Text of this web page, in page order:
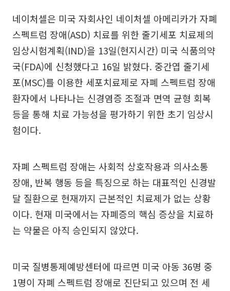
네이처셀은 미국 자회사인 네이처셀 아메리카가 자폐
스펙트럼 장애(ASD) 치료를 위한 줄기세포 치료제의
임상시험계획(IND)을 13일(현지시간) 미국 식품의약
국(FDA)에 신청했다고 16일 밝혔다. 중간엽 줄기세
포(MSC)를 이용한 세포치료제로 자폐 스펙트럼 장애
환자에서 나타나는 신경염증 조절과 면역 균형 회복
등을 통해 치료 가능성을 평가하기 위한 초기 임상시
험이다.
자폐 스펙트럼 장애는 사회적 상호작용과 의사소통
장애, 반복 행동 등을 특징으로 하는 대표적인 신경발
달 질환으로 현재까지 근본적인 치료제가 없는 상황
이다. 현재 미국에서는 자폐증의 핵심 증상을 치료하
는 약물은 아직 승인되지 않았다.
미국 질병통제예방센터에 따르면 미국 아동 36명 중
1명이 자폐 스펙트럼 장애로 진단되고 있으며 전 세